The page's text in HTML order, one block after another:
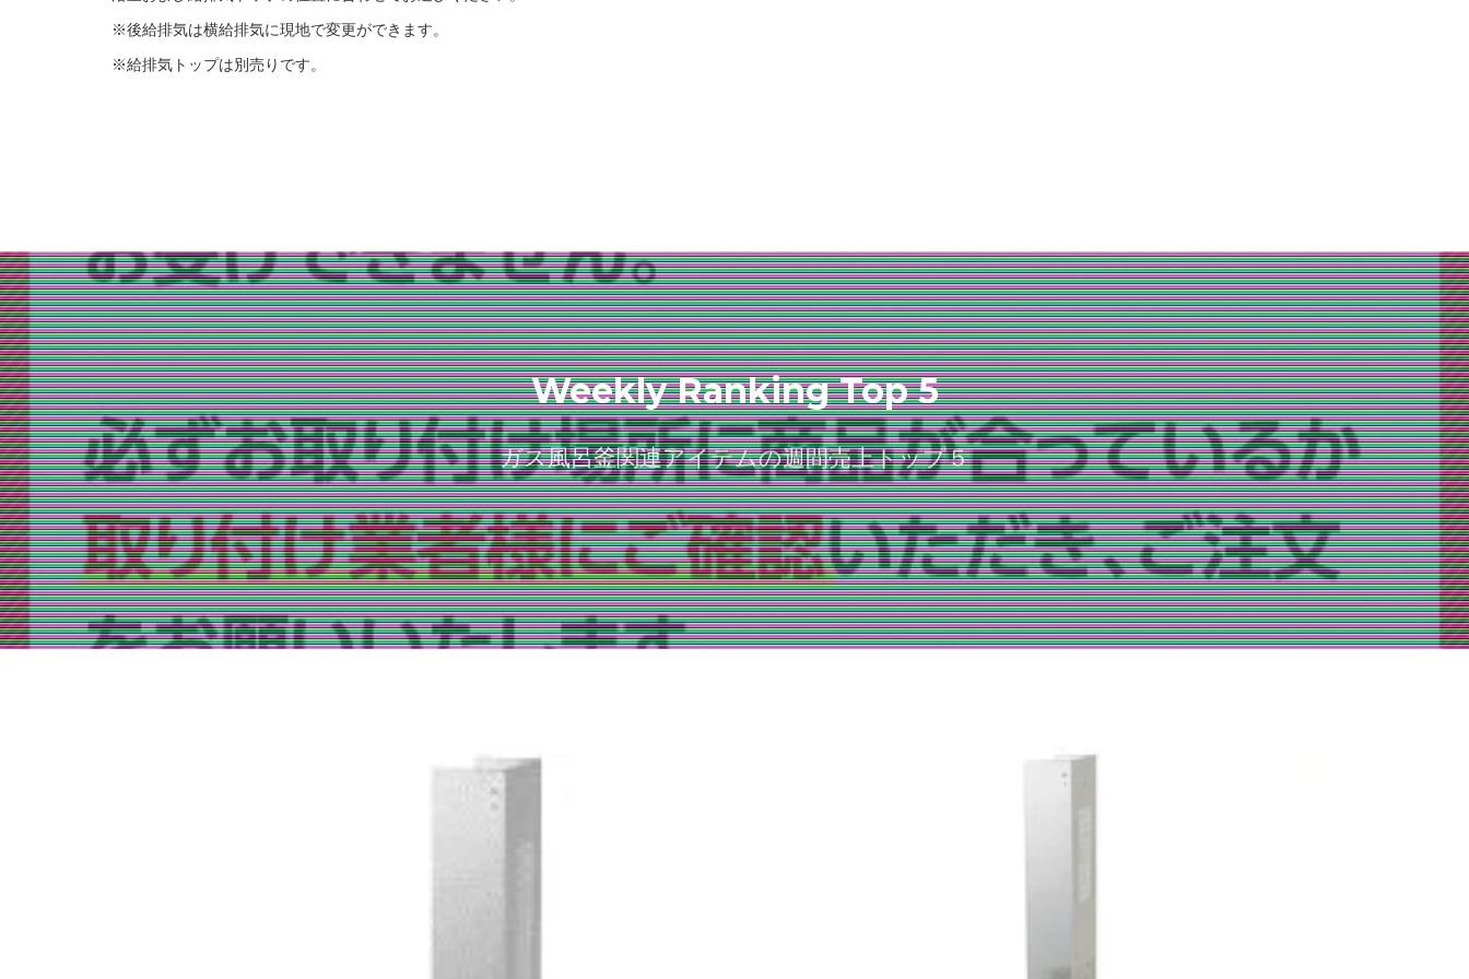
※後給排気は横給排気に現地で変更ができます。
※給排気トップは別売りです。
Weekly Ranking Top 5
ガス風呂釜関連アイテムの週間売上トップ５